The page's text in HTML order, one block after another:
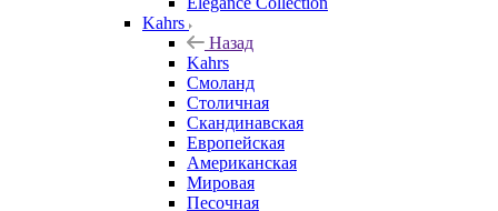
Kahrs
Назад
Kahrs
Смоланд
Столичная
Скандинавская
Европейская
Американская
Мировая
Песочная